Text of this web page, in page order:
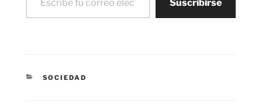
Suscribirse
CATEGORÍAS
SOCIEDAD